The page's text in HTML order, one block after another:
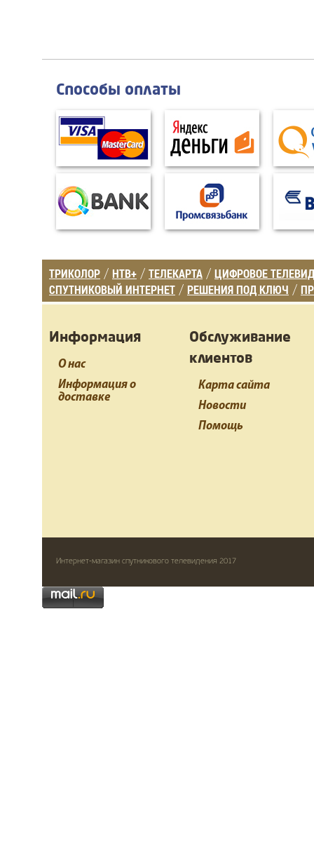
Способы оплаты
ТРИКОЛОР / НТВ+ / ТЕЛЕКАРТА / ЦИФРОВОЕ
СПУТНИКОВЫЙ ИНТЕРНЕТ / РЕШЕНИЯ ПОД КЛЮЧ /
Информация
О нас
Информация о
доставке
Обслуживание
клиентов
Карта сайта
Новости
Помощь
Интернет-магазин спутникового телевидения 2017